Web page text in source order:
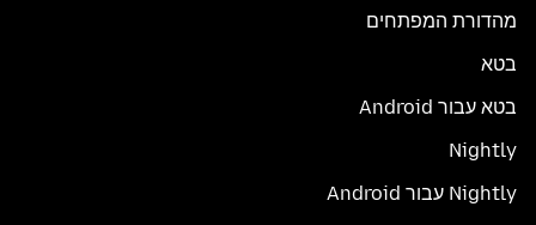
מהדורת המפתחים
בטא
בטא עבור Android
Nightly
Nightly עבור Android